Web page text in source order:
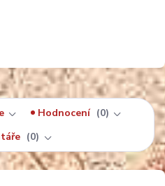
Hodnocení
0
0